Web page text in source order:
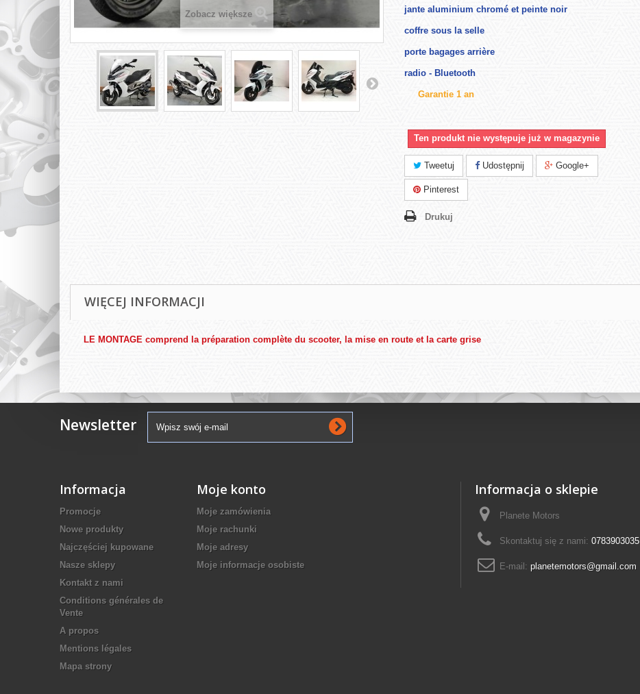
Zobacz większe jante aluminium chromé et peinte noir
coffre sous la selle
porte bagages arrière
radio - Bluetooth
Garantie 1 an
Ten produkt nie występuje już w magazynie
Tweetuj Udostępnij Google+
Pinterest
Drukuj
WIĘCEJ INFORMACJI
LE MONTAGE comprend la préparation complète du scooter, la mise en route et la carte grise
Newsletter
Informacja
Promocje
Nowe produkty
Najczęściej kupowane
Nasze sklepy
Kontakt z nami
Conditions générales de
Vente
A propos
Mentions légales
Mapa strony
Moje konto
Moje zamówienia
Moje rachunki
Moje adresy
Moje informacje osobiste
Informacja o sklepie
Planete Motors
Skontaktuj się z nami: 0783903035
E-mail: planetemotors@gmail.com